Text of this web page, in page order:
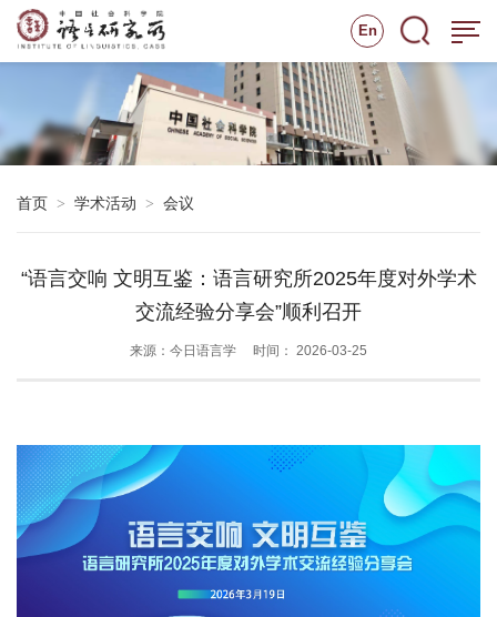
En
首页 > 学术活动 > 会议
“语言交响 文明互鉴：语言研究所2025年度对外学术
交流经验分享会”顺利召开
来源：今日语言学 时间： 2026-03-25